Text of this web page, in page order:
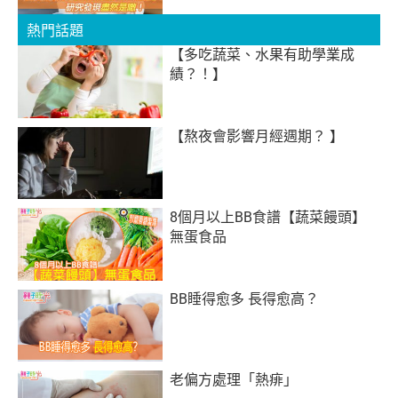
熱門話題
【多吃蔬菜、水果有助學業成
績？！】
【熬夜會影響月經週期？ 】
8個月以上BB食譜【蔬菜饅頭】
無蛋食品
BB睡得愈多 長得愈高？
老偏方處理「熱痱」